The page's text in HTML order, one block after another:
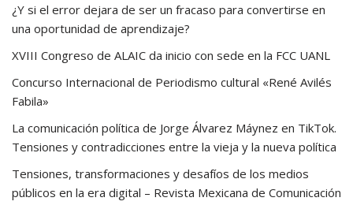
¿Y si el error dejara de ser un fracaso para convertirse en
una oportunidad de aprendizaje?
XVIII Congreso de ALAIC da inicio con sede en la FCC UANL
Concurso Internacional de Periodismo cultural «René Avilés
Fabila»
La comunicación política de Jorge Álvarez Máynez en TikTok.
Tensiones y contradicciones entre la vieja y la nueva política
Tensiones, transformaciones y desafíos de los medios
públicos en la era digital – Revista Mexicana de Comunicación